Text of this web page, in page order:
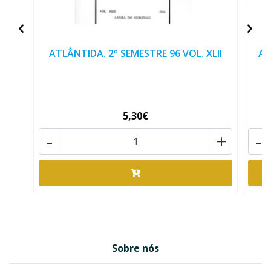
ATLÂNTIDA. 2º SEMESTRE 96 VOL. XLII
5,30€
+
- -
Sobre nós